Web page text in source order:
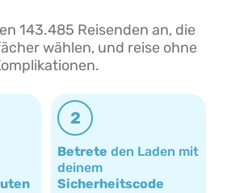
143.485 Reisenden an, die
wählen, und reise ohne
2
Betrete den Laden mit
deinem
Sicherheitscode